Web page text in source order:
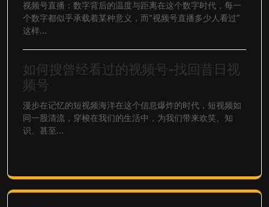
视频号直播：数字背后的温度与距离在这个数字时代，每一
个数字都似乎承载着某种意义，而“视频号直播多少人看过”
这样...
如何搜曾经看过的视频号-找回昔日视
频号
漫步在记忆的短视频海洋在这个信息爆炸的时代，短视频如
同一股清流，穿梭在我们的生活中，为我们带来欢笑、知
识、甚至...